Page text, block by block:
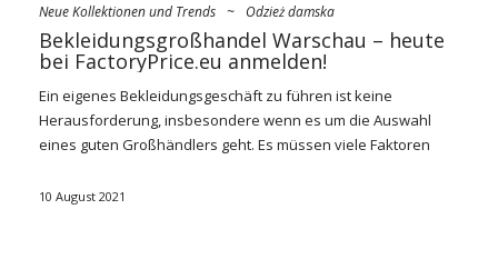
Neue Kollektionen und Trends ~ Odzież damska
Bekleidungsgroßhandel Warschau – heute
bei FactoryPrice.eu anmelden!
Ein eigenes Bekleidungsgeschäft zu führen ist keine
Herausforderung, insbesondere wenn es um die Auswahl
eines guten Großhändlers geht. Es müssen viele Faktoren
nicht immer überprüfbar sind. Es lohnt sich also, die Dienste
10 August 2021